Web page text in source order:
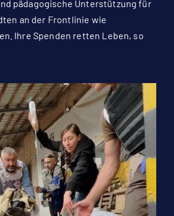
pädagogische Unterstützung für
an der Frontlinie wie
Ihre Spenden retten Leben, so